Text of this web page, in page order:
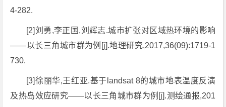
4-282.
[2]刘勇,李正国,刘辉志.城市扩张对区域热环境的影响
——以长三角城市群为例[j].地理研究,2017,36(09):1719-1
730.
[3]徐丽华,王红亚.基于landsat 8的城市地表温度反演
及热岛效应研究——以长三角城市群为例[j].测绘通报,201